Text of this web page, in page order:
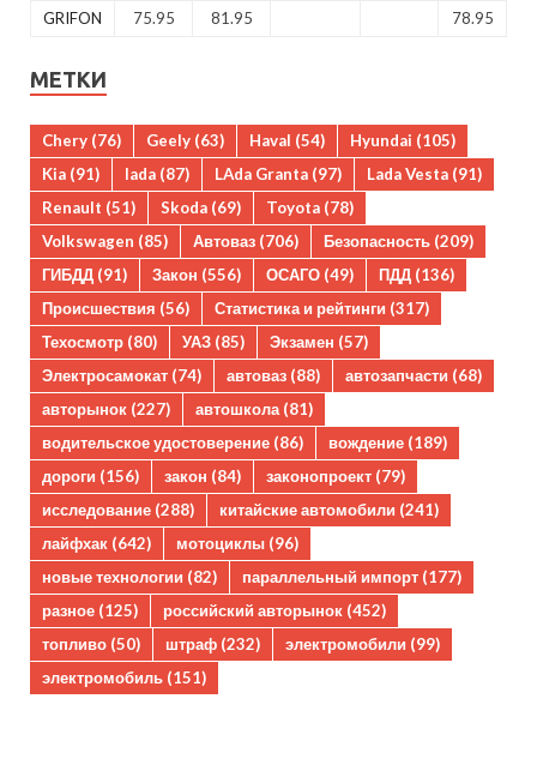
GRIFON
75.95 81.95 78.95
МЕТКИ
Chery (76) Geely (63) Haval (54) Hyundai (105)
Kia (91) lada (87) LAda Granta (97) Lada Vesta (91)
Renault (51) Skoda (69) Toyota (78)
Volkswagen (85) Автоваз (706) Безопасность (209)
ГИБДД (91) Закон (556) ОСАГО (49) ПДД (136)
Происшествия (56) Статистика и рейтинги (317)
Техосмотр (80) УАЗ (85) Экзамен (57)
Электросамокат (74) автоваз (88) автозапчасти (68)
авторынок (227) автошкола(81)
водительское удостоверение (86) вождение (189)
дороги (156) закон (84) законопроект (79)
исследование (288) китайские автомобили (241)
лайфхак (642) мотоциклы (96)
новые технологии (82) параллельный импорт (177)
разное (125) российский авторынок (452)
топливо (50) штраф (232) электромобили (99)
электромобиль (151)